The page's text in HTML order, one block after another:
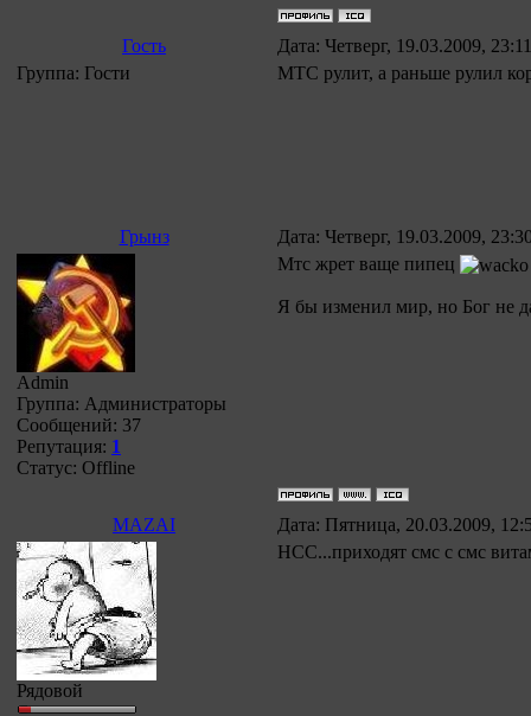
Гость
Дата: Четверг, 19.03.2009,
Группа: Гости
МТС рулит, а раньше рулил
Грынз Дата: Четверг, 19.03.2009,
Admin
Группа: Администраторы
Сообщений: 37
Репутация: 1
Статус: Offline
Мтс жрет ваще пипец
Я бы изменил мир, но Бог не
MAZAI Дата: Пятница, 20.03.2009,
Рядовой
НСС...приходят смс с смс